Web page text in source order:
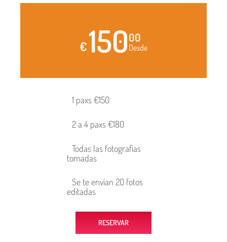
€15000
Desde
1 paxs €150
2 a 4 paxs €180
Todas las fotografías
tomadas
Se te envían 20 fotos
editadas
RESERVAR